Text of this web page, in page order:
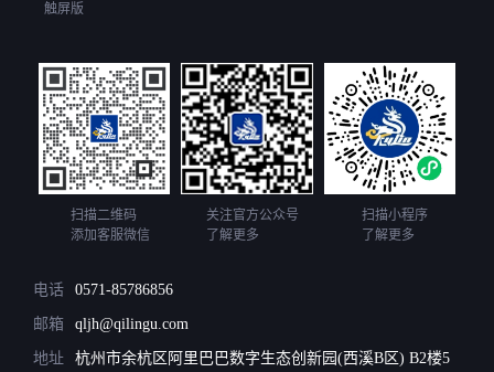
触屏版
扫描二维码
添加客服微信
关注官方公众号
了解更多
扫描小程序
了解更多
电话 0571-85786856
邮箱 qljh@qilingu.com
地址
杭州市余杭区阿里巴巴数字生态创新园(西溪B区) B2楼5